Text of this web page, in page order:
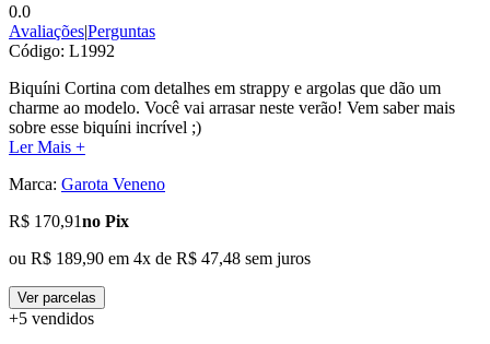
0.0
Avaliações|Perguntas
Código: L1992
Biquíni Cortina com detalhes em strappy e argolas que dão um
charme ao modelo. Você vai arrasar neste verão! Vem saber mais
sobre esse biquíni incrível ;)
Ler Mais +
Marca: Garota Veneno
R$ 170,91no Pix
ou R$ 189,90 em 4x de R$ 47,48 sem juros
Ver parcelas
+5 vendidos